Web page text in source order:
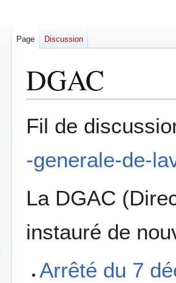
DGAC
à
navigation
à
recherche
Fil de
-generale-de-
La DGAC
instauré de
Arrêté du 7
Page Discussion